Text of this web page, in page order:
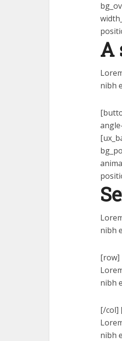
A
nibh
nibh
[row]
nibh
[/col]
nibh